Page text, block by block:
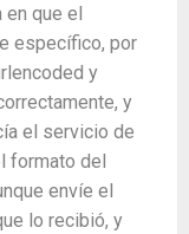
en que el
específico, por
y
y
el servicio de
formato del
envíe el
lo recibió, y